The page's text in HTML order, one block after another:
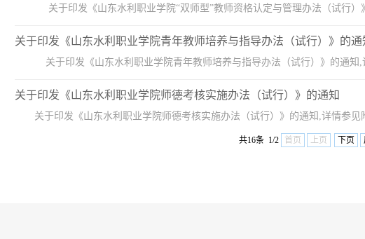
关于印发《山东水利职业学院“双师型”教师资格认定与管理办法（试行）
关于印发《山东水利职业学院青年教师培养与指导办法（试行）》的通
关于印发《山东水利职业学院青年教师培养与指导办法（试行）》的通知,
关于印发《山东水利职业学院师德考核实施办法（试行）》的通知
关于印发《山东水利职业学院师德考核实施办法（试行）》的通知,详情参见
共16条 1/2 首页 上页 下页